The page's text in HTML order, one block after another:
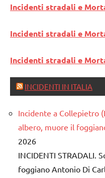
Incidenti stradali e
Incidenti stradali e
Incidenti stradali e
INCIDENTI IN ITALIA
Incidente a Collepietro
albero, muore il
2026
INCIDENTI STRADALI.
foggiano Antonio Di